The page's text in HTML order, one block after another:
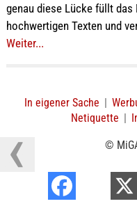
genau diese Lücke füllt
hochwertigen Texten und
Weiter...
In eigener Sache |
Netiquette |
©